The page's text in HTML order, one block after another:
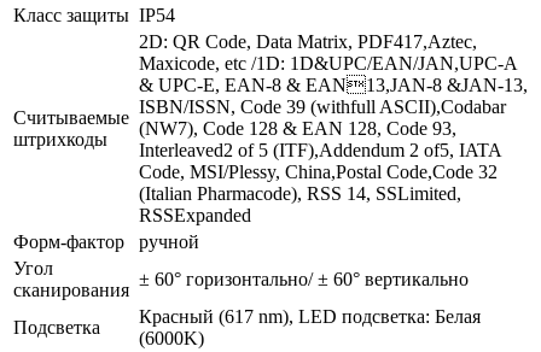
Класс защиты IP54
Считываемые
штрихкоды
2D: QR Code, Data Matrix, PDF417,Aztec,
Maxicode, etc /1D: 1D&UPC/EAN/JAN,UPC-A
& UPC-E, EAN-8 & EAN13,JAN-8 &JAN-13,
ISBN/ISSN, Code 39 (withfull ASCII),Codabar
(NW7), Code 128 & EAN 128, Code 93,
Interleaved2 of 5 (ITF),Addendum 2 of5, IATA
Code, MSI/Plessy, China,Postal Code,Code 32
(Italian Pharmacode), RSS 14, SSLimited,
RSSExpanded
Форм-фактор
ручной
Угол
сканирования
± 60° горизонтально/ ± 60° вертикально
Подсветка
Красный (617 nm), LED подсветка: Белая
(6000K)